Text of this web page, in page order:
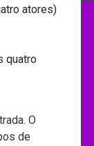
atores)
quatro
O
de